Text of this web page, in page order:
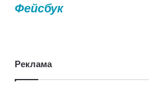
Фейсбук
Реклама